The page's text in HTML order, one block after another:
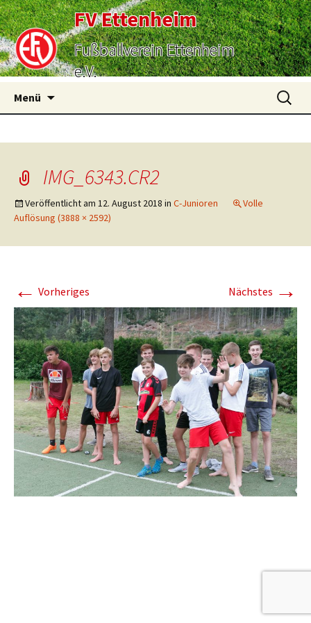
FV Ettenheim
Fußballverein Ettenheim
e.V.
Menü
Suchen
nach:
IMG_6343.CR2
Veröffentlicht am 12. August 2018 in C-Junioren
Volle
Auflösung (3888 × 2592)
← Vorheriges Nächstes →